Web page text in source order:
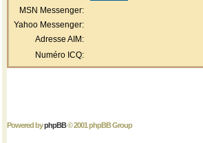
MSN Messenger:
Yahoo Messenger:
Adresse AIM:
Numéro ICQ:
Powered byphpBB© 2001 phpBB Group